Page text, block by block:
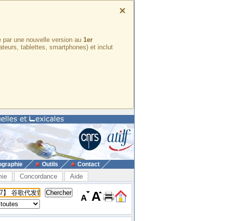
×
une nouvelle version au 1er
tablettes, smartphones) et inclut
Outils Contact
Concordance Aide